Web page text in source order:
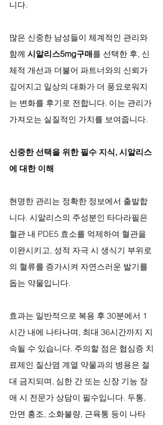
니다.
많은 신중한 남성들이 체계적인 관리와
함께 시알리스5mg구매를 선택한 후, 신
체적 개선과 더불어 파트너와의 신뢰가
깊어지고 일상의 대화가 더 풍요로워지
는 변화를 후기로 전합니다. 이는 관리가
가져오는 실질적인 가치를 보여줍니다.
신중한 선택을 위한 필수 지식, 시알리스
에 대한 이해
현명한 관리는 정확한 정보에서 출발합
니다. 시알리스의 주성분인 타다라필은
혈관 내 PDE5 효소를 억제하여 혈관을
이완시키고, 성적 자극 시 생식기 부위로
의 혈류를 증가시켜 자연스러운 발기를
돕는 약물입니다.
효과는 일반적으로 복용 후 30분에서 1
시간 내에 나타나며, 최대 36시간까지 지
속될 수 있습니다. 주의할 점은 협심증 치
료제인 질산염 계열 약물과의 병용은 절
대 금지되며, 심한 간 또는 신장 기능 장
애 시 전문가 상담이 필수입니다. 두통,
안면 홍조, 소화불량, 근육통 등이 나타